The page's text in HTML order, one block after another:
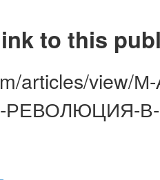
to this
articles/view/
РЕВОЛЮЦИЯ-